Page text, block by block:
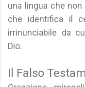
una lingua che
che identifica il
irrinunciabile da
Dio.
Il Falso